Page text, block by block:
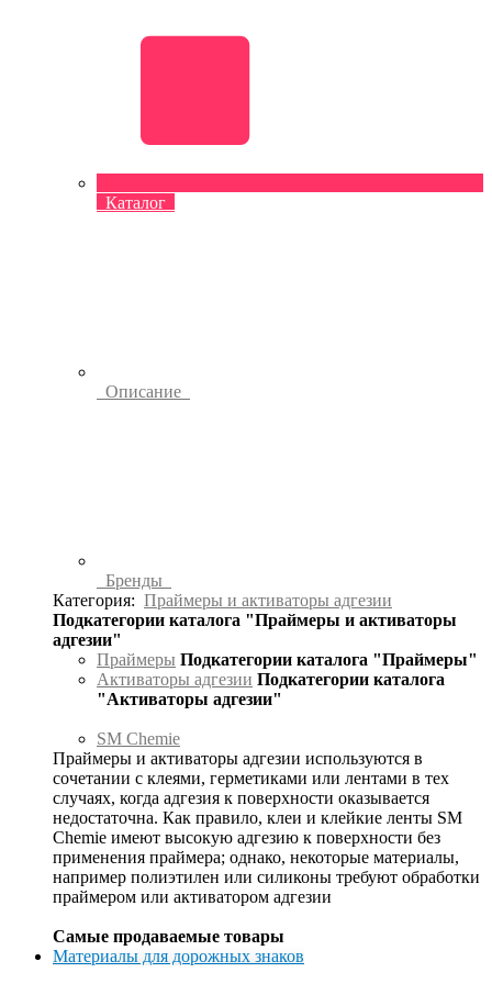
Каталог
Описание
Бренды
Категория: Праймеры и активаторы адгезии
Подкатегории каталога "Праймеры и активаторы
адгезии"
Праймеры Подкатегории каталога "Праймеры"
Активаторы адгезии Подкатегории каталога
"Активаторы адгезии"
SM Chemie
Праймеры и активаторы адгезии используются в
сочетании с клеями, герметиками или лентами в тех
случаях, когда адгезия к поверхности оказывается
недостаточна. Как правило, клеи и клейкие ленты SM
Chemie имеют высокую адгезию к поверхности без
применения праймера; однако, некоторые материалы,
например полиэтилен или силиконы требуют обработки
праймером или активатором адгезии
Самые продаваемые товары
Материалы для дорожных знаков